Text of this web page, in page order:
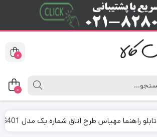
0
0
تابلو راهنما مهیاس طرح اتاق شماره یک مدل NG401